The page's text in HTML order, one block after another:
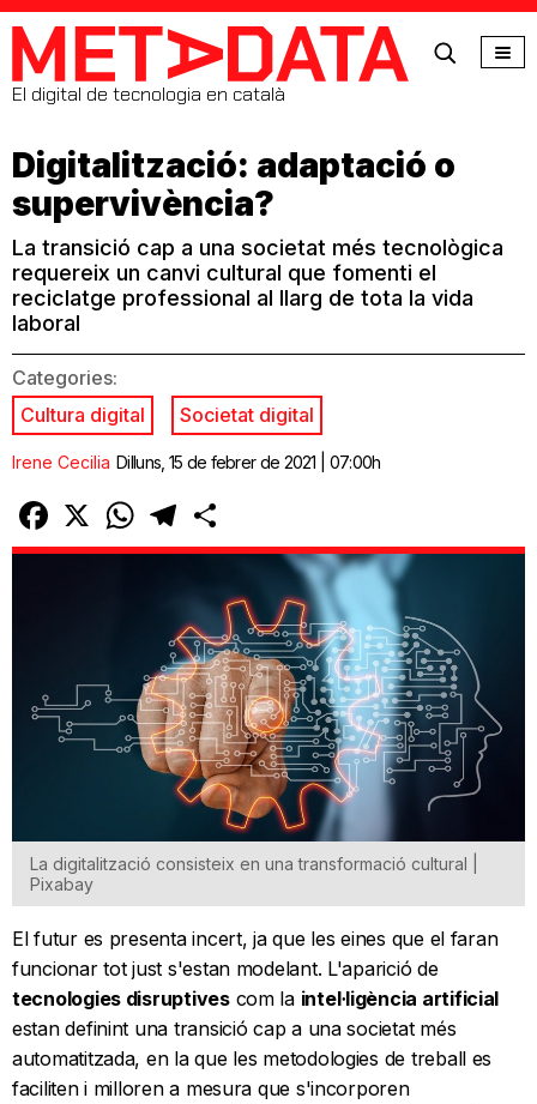
MetaData
El digital de tecnologia en català
Digitalització: adaptació o
supervivència?
La transició cap a una societat més tecnològica
requereix un canvi cultural que fomenti el
reciclatge professional al llarg de tota la vida
laboral
Categories:
Cultura digital
Societat digital
Irene Cecilia Dilluns, 15 de febrer de 2021 | 07:00h
Facebook
X WhatsAppTelegram
La digitalització consisteix en una transformació cultural |
Pixabay
El futur es presenta incert, ja que les eines que el faran
funcionar tot just s'estan modelant. L'aparició de
tecnologies disruptivescom la intel·ligència artificial
estan definint una transició cap a una societat més
automatitzada, en la que les metodologies de treball es
faciliten i milloren a mesura que s'incorporen